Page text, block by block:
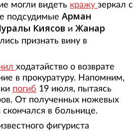
могли видеть кражу зеркал с
подсудимые Арман
Киясов и Жанар
признать вину в
ходатайство о возврате
в прокуратуру. Напомним,
погиб 19 июля, пытаясь
От полученных ножевых
в больнице.
фигуриста